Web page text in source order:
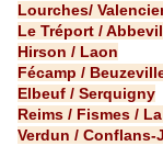
Lourches/
Le Tréport /
Hirson / Laon
Fécamp /
Elbeuf / Serquigny
Reims / Fismes /
Verdun / Conflans-